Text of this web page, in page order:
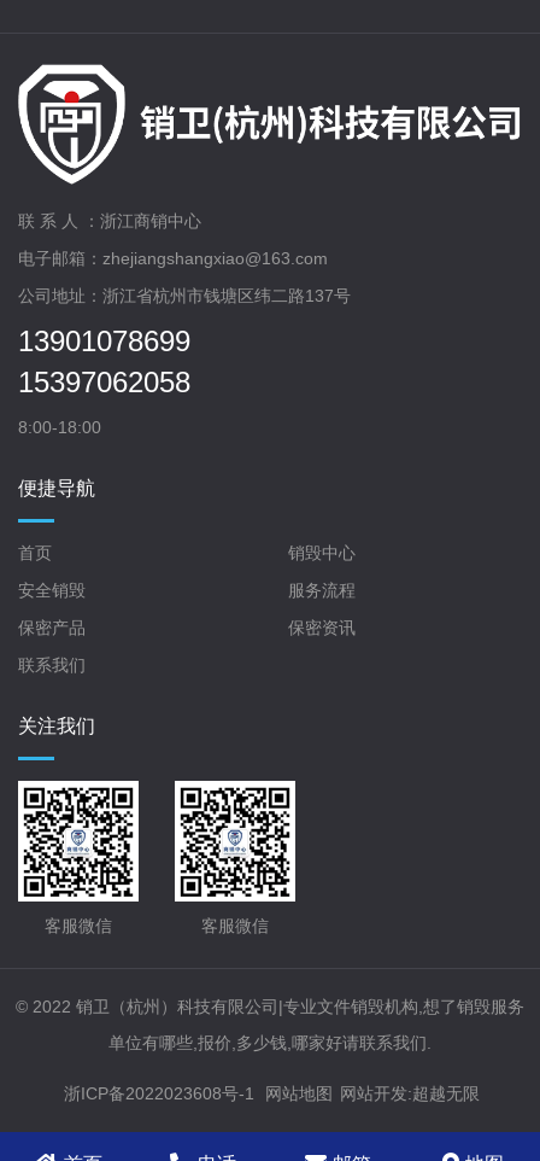
联 系 人 ：浙江商销中心
电子邮箱：zhejiangshangxiao@163.com
公司地址：浙江省杭州市钱塘区纬二路137号
13901078699
15397062058
8:00-18:00
便捷导航
首页
销毁中心
安全销毁
服务流程
保密产品
保密资讯
联系我们
关注我们
客服微信 客服微信
© 2022 销卫（杭州）科技有限公司|专业文件销毁机构,想了销毁服务
单位有哪些,报价,多少钱,哪家好请联系我们.
浙ICP备2022023608号-1 网站地图 网站开发:超越无限